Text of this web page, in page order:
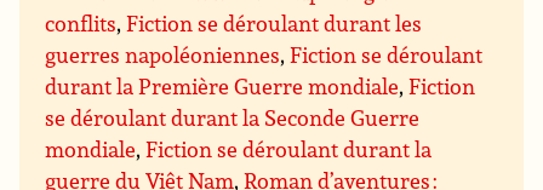
conflits,Fiction se déroulant durant les
guerres napoléoniennes,Fiction se déroulant
durant la Première Guerre mondiale,Fiction
se déroulant durant la Seconde Guerre
mondiale,Fiction se déroulant durant la
guerre du Viêt Nam,Roman d’aventures :